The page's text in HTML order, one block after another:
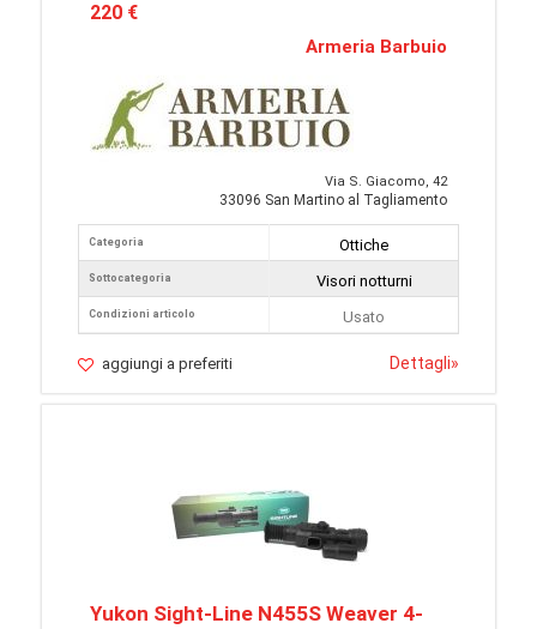
220 €
Armeria Barbuio
Via S. Giacomo, 42
33096 San Martino al Tagliamento
Categoria
Sottocategoria
Condizioni articolo
Ottiche
Visori notturni
Usato
aggiungi a preferiti Dettagli»
Yukon Sight-Line N455S Weaver 4-